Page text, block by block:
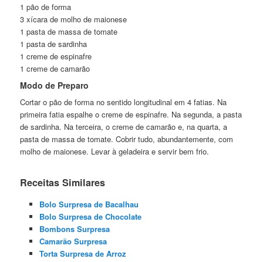
1 pão de forma
3 xícara de molho de maionese
1 pasta de massa de tomate
1 pasta de sardinha
1 creme de espinafre
1 creme de camarão
Modo de Preparo
Cortar o pão de forma no sentido longitudinal em 4 fatias. Na
primeira fatia espalhe o creme de espinafre. Na segunda, a pasta
de sardinha. Na terceira, o creme de camarão e, na quarta, a
pasta de massa de tomate. Cobrir tudo, abundantemente, com
molho de maionese. Levar à geladeira e servir bem frio.
Receitas Similares
Bolo Surpresa de Bacalhau
Bolo Surpresa de Chocolate
Bombons Surpresa
Camarão Surpresa
Torta Surpresa de Arroz